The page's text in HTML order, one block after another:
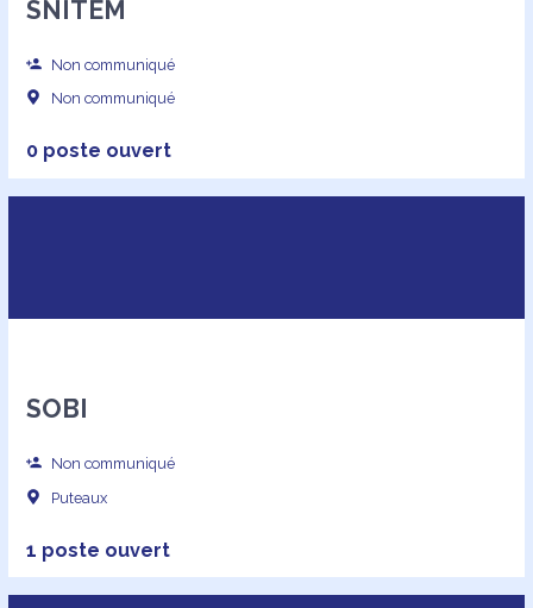
SNITEM
Non communiqué
Non communiqué
0 poste ouvert
SOBI
Non communiqué
Puteaux
1 poste ouvert